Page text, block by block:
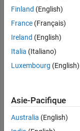
Finland (English)
France (Français)
Ireland (English)
Italia (Italiano)
Luxembourg (English)
Asie-Pacifique
Australia (English)